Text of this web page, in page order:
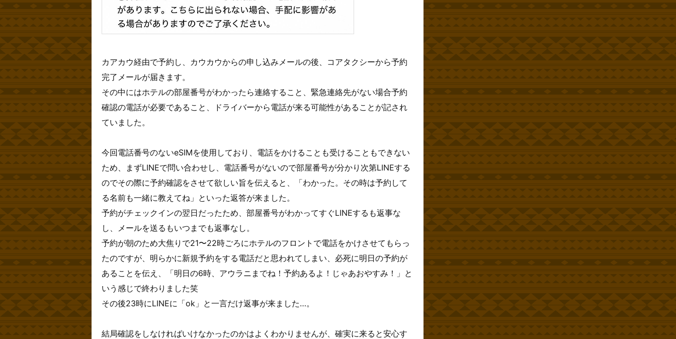
カアカウ経由で予約し、カウカウからの申し込みメールの後、コアタクシーから予約
完了メールが届きます。
その中にはホテルの部屋番号がわかったら連絡すること、緊急連絡先がない場合予約
確認の電話が必要であること、ドライバーから電話が来る可能性があることが記され
ていました。
今回電話番号のないeSIMを使用しており、電話をかけることも受けることもできない
ため、まずLINEで問い合わせし、電話番号がないので部屋番号が分かり次第LINEする
のでその際に予約確認をさせて欲しい旨を伝えると、「わかった。その時は予約して
る名前も一緒に教えてね」といった返答が来ました。
予約がチェックインの翌日だったため、部屋番号がわかってすぐLINEするも返事な
し、メールを送るもいつまでも返事なし。
予約が朝のため大焦りで21〜22時ごろにホテルのフロントで電話をかけさせてもらっ
たのですが、明らかに新規予約をする電話だと思われてしまい、必死に明日の予約が
あることを伝え、「明日の6時、アウラニまでね！予約あるよ！じゃあおやすみ！」と
いう感じで終わりました笑
その後23時にLINEに「ok」と一言だけ返事が来ました…。
結局確認をしなければいけなかったのかはよくわかりませんが、確実に来ると安心す